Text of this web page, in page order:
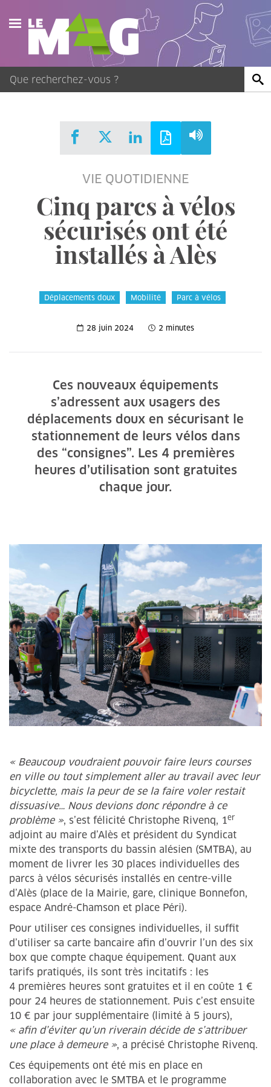
Actualités
Agenda
Publications
VIE QUOTIDIENNE
Cinq parcs à vélos
sécurisés ont été
installés à Alès
Déplacements doux Mobilité Parc à vélos
28 juin 2024 2 minutes
Ces nouveaux équipements
s’adressent aux usagers des
déplacements doux en sécurisant le
stationnement de leurs vélos dans
des “consignes”. Les 4 premières
heures d’utilisation sont gratuites
chaque jour.
« Beaucoup voudraient pouvoir faire leurs courses
en ville ou tout simplement aller au travail avec leur
bicyclette, mais la peur de se la faire voler restait
dissuasive… Nous devions donc répondre à ce
problème », s’est félicité Christophe Rivenq, 1er
adjoint au maire d’Alès et président du Syndicat
mixte des transports du bassin alésien (SMTBA), au
moment de livrer les 30 places individuelles des
parcs à vélos sécurisés installés en centre-ville
d’Alès (place de la Mairie, gare, clinique Bonnefon,
espace André-Chamson et place Péri).
Pour utiliser ces consignes individuelles, il suffit
d’utiliser sa carte bancaire afin d’ouvrir l’un des six
box que compte chaque équipement. Quant aux
tarifs pratiqués, ils sont très incitatifs : les
4 premières heures sont gratuites et il en coûte 1 €
pour 24 heures de stationnement. Puis c’est ensuite
10 € par jour supplémentaire (limité à 5 jours),
« afin d’éviter qu’un riverain décide de s’attribuer
une place à demeure », a précisé Christophe Rivenq.
Ces équipements ont été mis en place en
collaboration avec le SMTBA et le programme